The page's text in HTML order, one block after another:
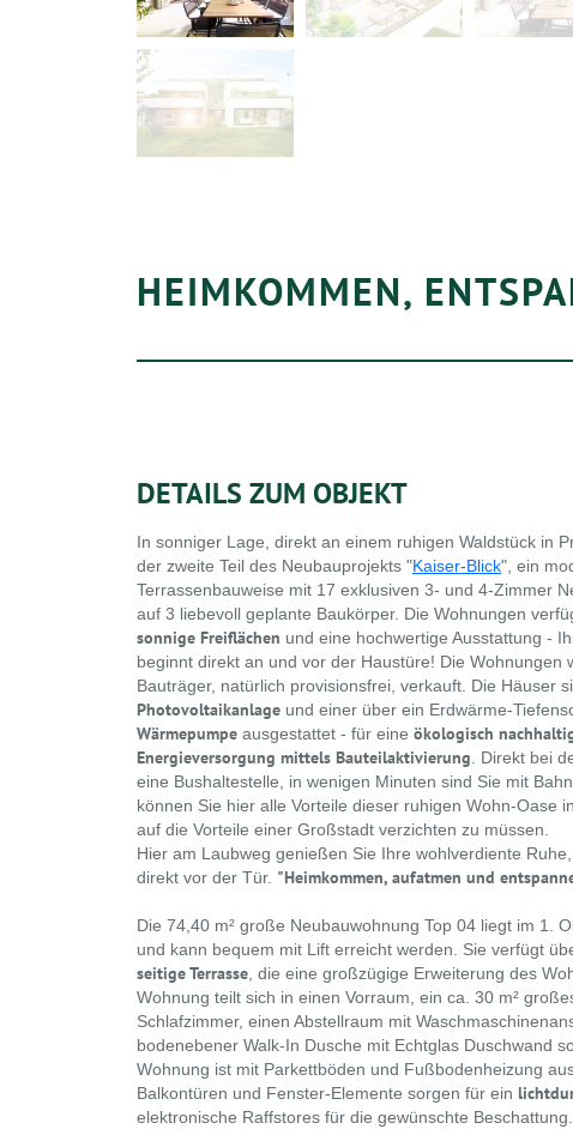
HEIMKOMMEN,
DETAILS ZUM OBJEKT
In sonniger Lage, direkt an einem ruhigen Waldstück in
der zweite Teil des Neubauprojekts "Kaiser-Blick", ein
Terrassenbauweise mit 17 exklusiven 3- und 4-Zimmer
auf 3 liebevoll geplante Baukörper. Die Wohnungen
sonnige Freiflächen und eine hochwertige Ausstattung -
beginnt direkt an und vor der Haustüre! Die Wohnungen
Bauträger, natürlich provisionsfrei, verkauft. Die Häuser
Photovoltaikanlage und einer über ein Erdwärme-
Wärmepumpe ausgestattet - für eine ökologisch
Energieversorgung mittels Bauteilaktivierung. Direkt bei
eine Bushaltestelle, in wenigen Minuten sind Sie mit
können Sie hier alle Vorteile dieser ruhigen Wohn-Oase
auf die Vorteile einer Großstadt verzichten zu müssen.
Hier am Laubweg genießen Sie Ihre wohlverdiente
direkt vor der Tür. "Heimkommen, aufatmen und
Die 74,40 m² große Neubauwohnung Top 04 liegt im 1.
und kann bequem mit Lift erreicht werden. Sie verfügt
seitige Terrasse, die eine großzügige Erweiterung des
Wohnung teilt sich in einen Vorraum, ein ca. 30 m²
Schlafzimmer, einen Abstellraum mit
bodenebener Walk-In Dusche mit Echtglas Duschwand
Wohnung ist mit Parkettböden und Fußbodenheizung
Balkontüren und Fenster-Elemente sorgen für ein
elektronische Raffstores für die gewünschte